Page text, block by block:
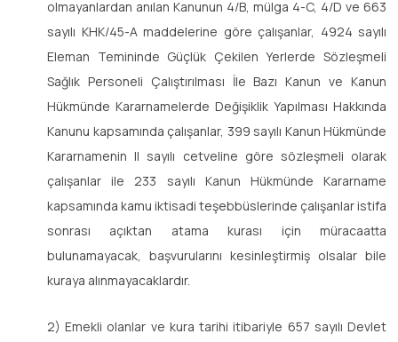
olmayanlardan anılan Kanunun 4/B, mülga 4-C, 4/D ve 663
sayılı KHK/45-A maddelerine göre çalışanlar, 4924 sayılı
Eleman Temininde Güçlük Çekilen Yerlerde Sözleşmeli
Sağlık Personeli Çalıştırılması İle Bazı Kanun ve Kanun
Hükmünde Kararnamelerde Değişiklik Yapılması Hakkında
Kanunu kapsamında çalışanlar, 399 sayılı Kanun Hükmünde
Kararnamenin II sayılı cetveline göre sözleşmeli olarak
çalışanlar ile 233 sayılı Kanun Hükmünde Kararname
kapsamında kamu iktisadi teşebbüslerinde çalışanlar istifa
sonrası açıktan atama kurası için müracaatta
bulunamayacak, başvurularını kesinleştirmiş olsalar bile
kuraya alınmayacaklardır.
2) Emekli olanlar ve kura tarihi itibariyle 657 sayılı Devlet